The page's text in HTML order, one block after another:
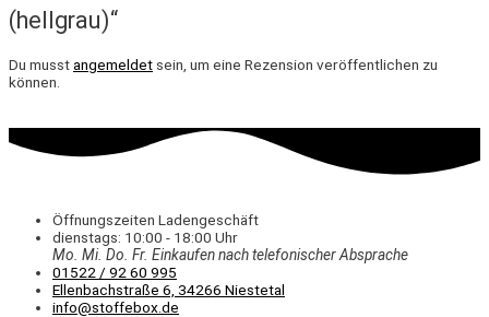
(hellgrau)“
Du musstangemeldet sein, um eine Rezension veröffentlichen zu
können.
Öffnungszeiten Ladengeschäft
dienstags: 10:00 - 18:00 Uhr
Mo. Mi. Do. Fr. Einkaufennach telefonischer Absprache
01522 / 92 60 995
Ellenbachstraße 6, 34266 Niestetal
info@stoffebox.de